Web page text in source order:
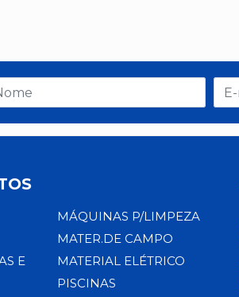
E
MÁQUINAS P/LIMPEZA
MATER.DE CAMPO
MATERIAL ELÉTRICO
PISCINAS